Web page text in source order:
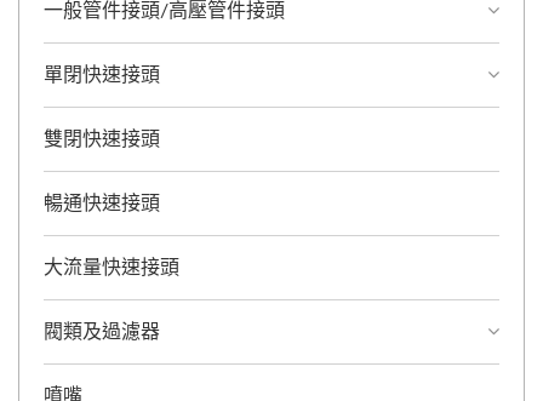
一般管件接頭/高壓管件接頭
單閉快速接頭
雙閉快速接頭
暢通快速接頭
大流量快速接頭
閥類及過濾器
噴嘴